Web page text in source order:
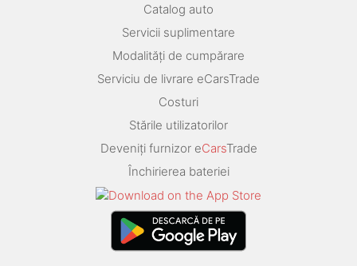
Catalog auto
Servicii suplimentare
Modalități de cumpărare
Serviciu de livrare eCarsTrade
Costuri
Stările utilizatorilor
Deveniți furnizor eCarsTrade
Închirierea bateriei